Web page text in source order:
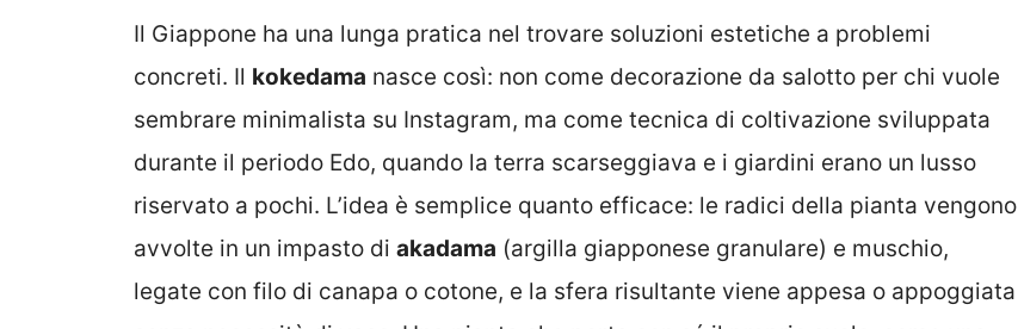
Il Giappone ha una lunga pratica nel trovare soluzioni estetiche a problemi
concreti. Il kokedama nasce così: non come decorazione da salotto per chi vuole
sembrare minimalista su Instagram, ma come tecnica di coltivazione sviluppata
durante il periodo Edo, quando la terra scarseggiava e i giardini erano un lusso
riservato a pochi. L’idea è semplice quanto efficace: le radici della pianta vengono
avvolte in un impasto di akadama (argilla giapponese granulare) e muschio,
legate con filo di canapa o cotone, e la sfera risultante viene appesa o appoggiata